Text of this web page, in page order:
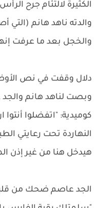
الكثيرة لالتئام جرح
والدته ناهد هانم
والخجل بعد ما عرفت
دلال وقفت في نص
وبصت لناهد هانم
كوميدية: "اتفضلوا
النهاردة تحت رعايتي
هيدخل هنا من غير إذن
الجد عاصم ضحك من